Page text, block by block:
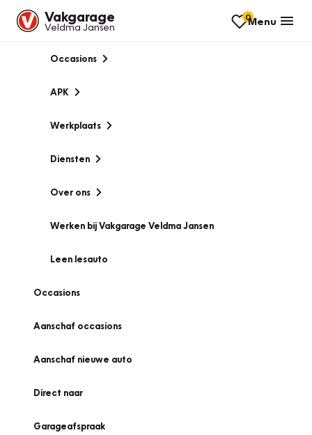
Vakgarage
Veldma Jansen
0Menu
Occasions
APK
Werkplaats
Diensten
Over ons
Werken bij Vakgarage Veldma Jansen
Leen lesauto
Occasions
Aanschaf occasions
Aanschaf nieuwe auto
Direct naar
Garageafspraak